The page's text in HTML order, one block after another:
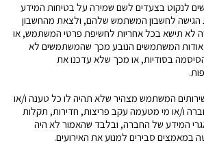
לנקוט בצעדים לשם שמירה על בטיחות המידע
לחשבון המשתמש שלהם, ולצאת מהחשבון
לא תישא בכל אחריות לחשיפת פרטי המשתמש, או
המשתמשים הנובע מכך שהמשתמשים לא
בסודיות, או מכך שלא עדכנו את
המשתמש מצהיר שלא תהיה לו כל טענה ו/או
ו/או מי מטעמה עקב פריצות, חדירות, תקלות
המידע של החברה, ובלבד שהאמור לא היה
במאמצים סבירים למנוע את האירועים.